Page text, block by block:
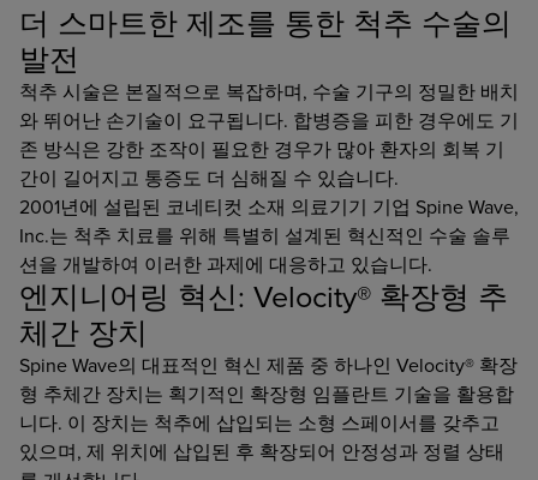
더 스마트한 제조를 통한 척추 수술의
발전
척추 시술은 본질적으로 복잡하며, 수술 기구의 정밀한 배치
와 뛰어난 손기술이 요구됩니다. 합병증을 피한 경우에도 기
존 방식은 강한 조작이 필요한 경우가 많아 환자의 회복 기
간이 길어지고 통증도 더 심해질 수 있습니다.
2001년에 설립된 코네티컷 소재 의료기기 기업 Spine Wave,
Inc.는 척추 치료를 위해 특별히 설계된 혁신적인 수술 솔루
션을 개발하여 이러한 과제에 대응하고 있습니다.
엔지니어링 혁신: Velocity® 확장형 추
체간 장치
Spine Wave의 대표적인 혁신 제품 중 하나인 Velocity® 확장
형 추체간 장치는 획기적인 확장형 임플란트 기술을 활용합
니다. 이 장치는 척추에 삽입되는 소형 스페이서를 갖추고
있으며, 제 위치에 삽입된 후 확장되어 안정성과 정렬 상태